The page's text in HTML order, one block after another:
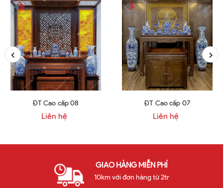
ĐT Cao cấp 08
Liên hệ
ĐT Cao cấp 07
Liên hệ
GIAO HÀNG MIỄN PHÍ
10km với đơn hàng từ 2tr